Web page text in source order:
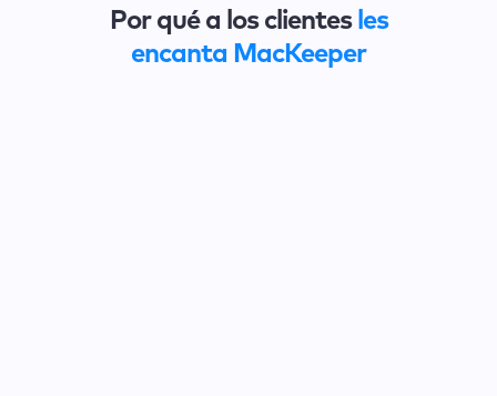
Por qué a los clientes les
encanta MacKeeper